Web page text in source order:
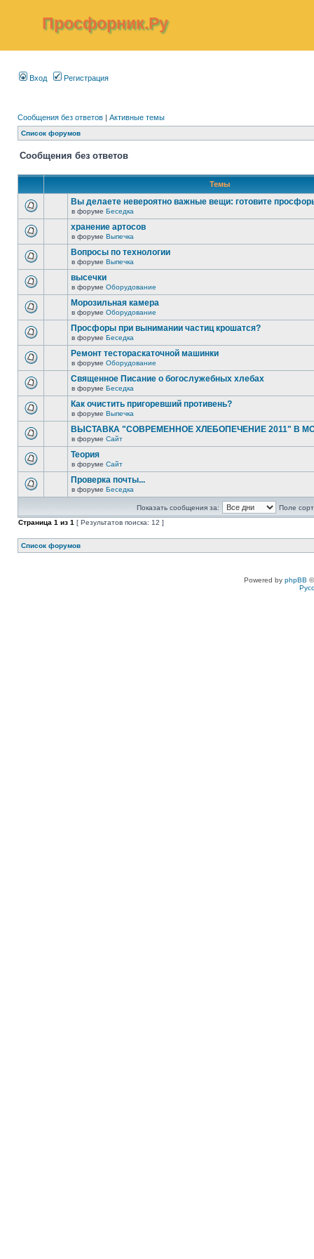
Просфорник.Ру
Вход Регистрация
Сообщения без ответов | Активные темы
Список форумов
Сообщения без ответов
Темы
Вы делаете невероятно важные вещи: готовите
в форуме Беседка
хранение артосов
в форуме Выпечка
Вопросы по технологии
в форуме Выпечка
высечки
в форуме Оборудование
Морозильная камера
в форуме Оборудование
Просфоры при вынимании частиц крошатся?
в форуме Беседка
Ремонт тестораскаточной машинки
в форуме Оборудование
Священное Писание о богослужебных хлебах
в форуме Беседка
Как очистить пригоревший противень?
в форуме Выпечка
ВЫСТАВКА "СОВРЕМЕННОЕ ХЛЕБОПЕЧЕНИЕ 2011" В
в форуме Сайт
Теория
в форуме Сайт
Проверка почты...
в форуме Беседка
Показать сообщения за:
Поле
Страница 1 из 1 [ Результатов поиска: 12 ]
Список форумов
Powered by phpBB